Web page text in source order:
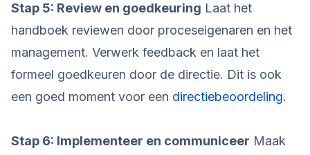
Stap 5: Review en goedkeuring Laat het
handboek reviewen door proceseigenaren en het
management. Verwerk feedback en laat het
formeel goedkeuren door de directie. Dit is ook
een goed moment voor een directiebeoordeling.
Stap 6: Implementeer en communiceer Maak